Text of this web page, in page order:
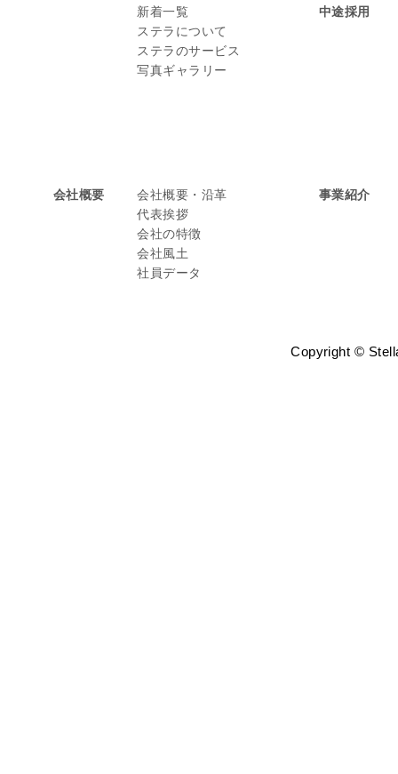
新着一覧
ステラについて
ステラのサービス
写真ギャラリー
中途採用
会社概要
会社概要・沿革
代表挨拶
会社の特徴
会社風土
社員データ
事業紹介
Copyright ©